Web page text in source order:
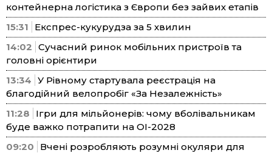
контейнерна логістика з Європи без зайвих етапів
15:31
Експрес-кукурудза за 5 хвилин
14:02 Сучасний ринок мобільних пристроїв та
головні орієнтири
13:34 У Рівному стартувала реєстрація на
благодійний велопробіг «За Незалежність»
11:28
Ігри для мільйонерів: чому вболівальникам
буде важко потрапити на ОІ-2028
09:20
Вчені розробляють розумні окуляри для